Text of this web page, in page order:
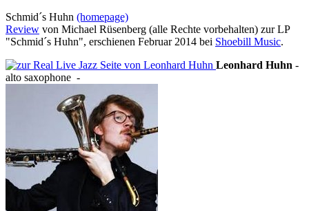
Schmid´s Huhn (homepage)
Review von Michael Rüsenberg (alle Rechte vorbehalten) zur LP
"Schmid´s Huhn", erschienen Februar 2014 bei Shoebill Music.
Leonhard Huhn -
alto saxophone -